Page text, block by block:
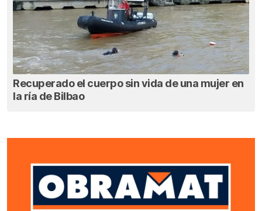
Recuperado el cuerpo sin vida de una mujer en
la ría de Bilbao